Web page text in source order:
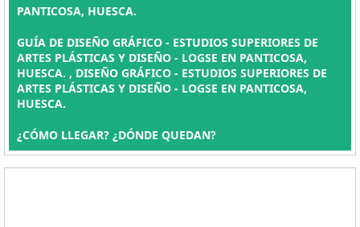
PANTICOSA, HUESCA.
GUÍA DE DISEÑO GRÁFICO - ESTUDIOS SUPERIORES DE
ARTES PLÁSTICAS Y DISEÑO - LOGSE EN PANTICOSA,
HUESCA. , DISEÑO GRÁFICO - ESTUDIOS SUPERIORES DE
ARTES PLÁSTICAS Y DISEÑO - LOGSE EN PANTICOSA,
HUESCA.
¿CÓMO LLEGAR? ¿DÓNDE QUEDAN?